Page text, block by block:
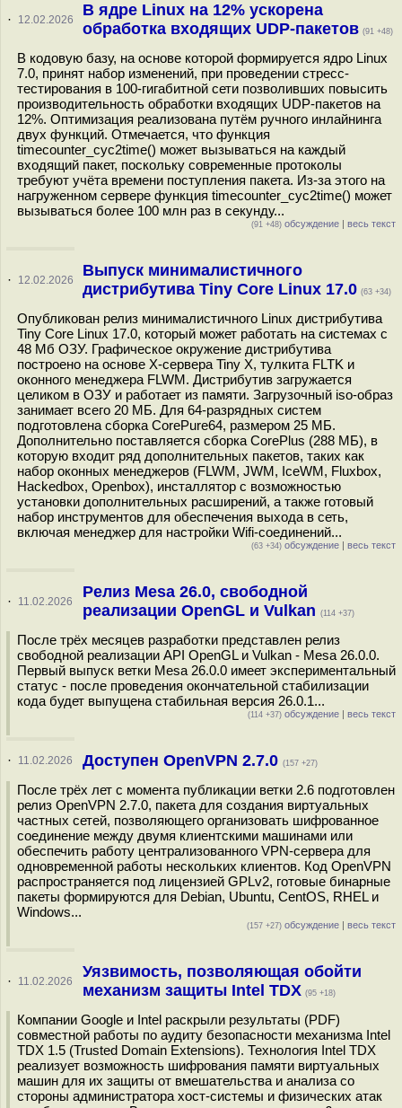
· 12.02.2026
В ядре Linux на 12% ускорена
обработка входящих UDP-пакетов (91 +48)
В кодовую базу, на основе которой формируется ядро Linux
7.0, принят набор изменений, при проведении стресс-
тестирования в 100-гигабитной сети позволивших повысить
производительность обработки входящих UDP-пакетов на
12%. Оптимизация реализована путём ручного инлайнинга
двух функций. Отмечается, что функция
timecounter_cyc2time() может вызываться на каждый
входящий пакет, поскольку современные протоколы
требуют учёта времени поступления пакета. Из-за этого на
нагруженном сервере функция timecounter_cyc2time() может
вызываться более 100 млн раз в секунду...
(91 +48) обсуждение | весь текст
· 12.02.2026
Выпуск минималистичного
дистрибутива Tiny Core Linux 17.0 (63 +34)
Опубликован релиз минималистичного Linux дистрибутива
Tiny Core Linux 17.0, который может работать на системах с
48 Мб ОЗУ. Графическое окружение дистрибутива
построено на основе X-сервера Tiny X, тулкита FLTK и
оконного менеджера FLWM. Дистрибутив загружается
целиком в ОЗУ и работает из памяти. Загрузочный iso-образ
занимает всего 20 МБ. Для 64-разрядных систем
подготовлена сборка CorePure64, размером 25 МБ.
Дополнительно поставляется сборка CorePlus (288 МБ), в
которую входит ряд дополнительных пакетов, таких как
набор оконных менеджеров (FLWM, JWM, IceWM, Fluxbox,
Hackedbox, Openbox), инсталлятор с возможностью
установки дополнительных расширений, а также готовый
набор инструментов для обеспечения выхода в сеть,
включая менеджер для настройки Wifi-соединений...
(63 +34) обсуждение | весь текст
· 11.02.2026
Релиз Mesa 26.0, свободной
реализации OpenGL и Vulkan (114 +37)
После трёх месяцев разработки представлен релиз
свободной реализации API OpenGL и Vulkan - Mesa 26.0.0.
Первый выпуск ветки Mesa 26.0.0 имеет экспериментальный
статус - после проведения окончательной стабилизации
кода будет выпущена стабильная версия 26.0.1...
(114 +37) обсуждение | весь текст
· 11.02.2026 Доступен OpenVPN 2.7.0 (157 +27)
После трёх лет с момента публикации ветки 2.6 подготовлен
релиз OpenVPN 2.7.0, пакета для создания виртуальных
частных сетей, позволяющего организовать шифрованное
соединение между двумя клиентскими машинами или
обеспечить работу централизованного VPN-сервера для
одновременной работы нескольких клиентов. Код OpenVPN
распространяется под лицензией GPLv2, готовые бинарные
пакеты формируются для Debian, Ubuntu, CentOS, RHEL и
Windows...
(157 +27) обсуждение | весь текст
· 11.02.2026
Уязвимость, позволяющая обойти
механизм защиты Intel TDX (95 +18)
Компании Google и Intel раскрыли результаты (PDF)
совместной работы по аудиту безопасности механизма Intel
TDX 1.5 (Trusted Domain Extensions). Технология Intel TDX
реализует возможность шифрования памяти виртуальных
машин для их защиты от вмешательства и анализа со
стороны администратора хост-системы и физических атак